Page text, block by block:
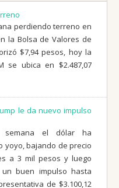
perdiendo terreno en
la Bolsa de Valores de
$7,94 pesos, hoy la
se ubica en $2.487,07
le da nuevo impulso
el dólar ha
yoyo, bajando de precio
a 3 mil pesos y luego
buen impulso hasta
de $3.100,12